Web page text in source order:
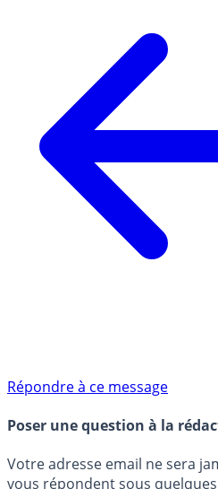
Répondre à ce message
Poser une question à la
Votre adresse email ne sera
vous répondent sous